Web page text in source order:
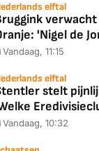
elftal
'Nigel de
Vandaag, 11:15
elftal
stelt
Vandaag, 10:32